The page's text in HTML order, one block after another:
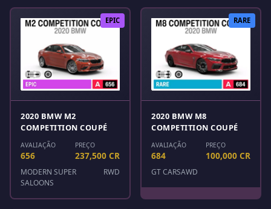
EPIC
2020 BMW M2
COMPETITION COUPÉ
AVALIAÇÃO
656
PREÇO
237,500 CR
MODERN SUPER
SALOONS
RWD
RARE
2020 BMW M8
COMPETITION COUPÉ
AVALIAÇÃO
684
PREÇO
100,000 CR
GT CARSAWD